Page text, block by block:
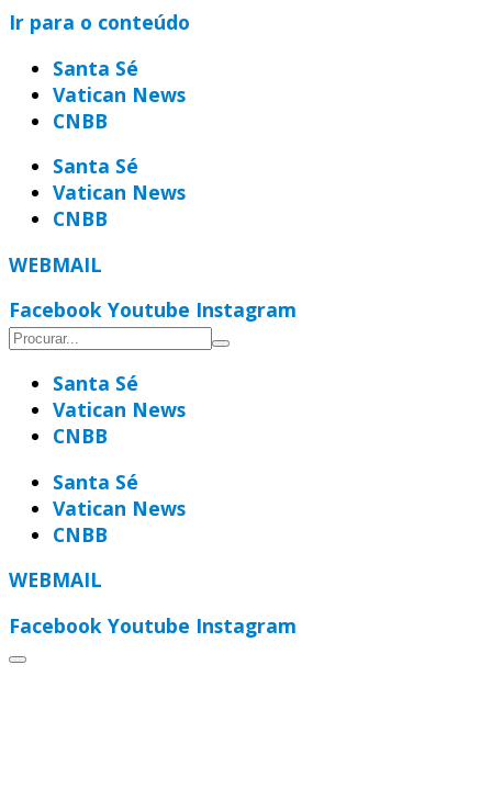
Ir para o conteúdo
Santa Sé
Vatican News
CNBB
Santa Sé
Vatican News
CNBB
WEBMAIL
Facebook Youtube Instagram
Santa Sé
Vatican News
CNBB
Santa Sé
Vatican News
CNBB
WEBMAIL
Facebook Youtube Instagram